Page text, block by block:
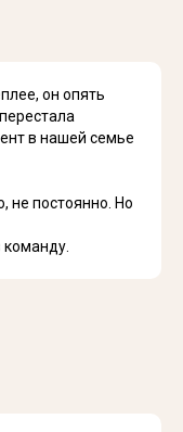
он опять
в нашей семье
не постоянно. Но